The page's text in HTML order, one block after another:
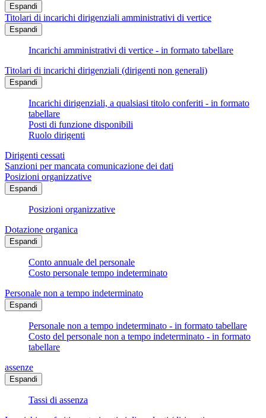
Espandi
Titolari di incarichi dirigenziali amministrativi di vertice
Espandi
Incarichi amministrativi di vertice - in formato tabellare
Titolari di incarichi dirigenziali (dirigenti non generali)
Espandi
Incarichi dirigenziali, a qualsiasi titolo conferiti - in formato
tabellare
Posti di funzione disponibili
Ruolo dirigenti
Dirigenti cessati
Sanzioni per mancata comunicazione dei dati
Posizioni organizzative
Espandi
Posizioni organizzative
Dotazione organica
Espandi
Conto annuale del personale
Costo personale tempo indeterminato
Personale non a tempo indeterminato
Espandi
Personale non a tempo indeterminato - in formato tabellare
Costo del personale non a tempo indeterminato - in formato
tabellare
assenze
Espandi
Tassi di assenza